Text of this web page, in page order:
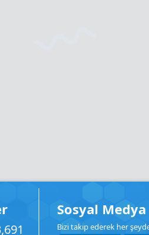
Sosyal Medya
Bizi takip ederek her